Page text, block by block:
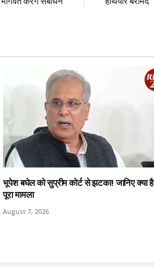
भूपेश बघेल को सुप्रीम कोर्ट से झटका! जानिए क्या है
पूरा मामला
August 7, 2026